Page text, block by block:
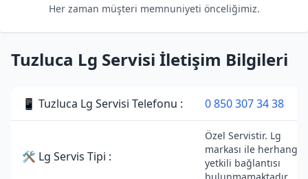
Her zaman müşteri memnuniyeti önceliğimiz.
Tuzluca Lg Servisi İletişim Bilgileri
📱 Tuzluca Lg Servisi Telefonu : 0 850 307 34 38
🛠 Lg Servis Tipi :
Özel Servistir. Lg
markası ile herhangi
yetkili bağlantısı